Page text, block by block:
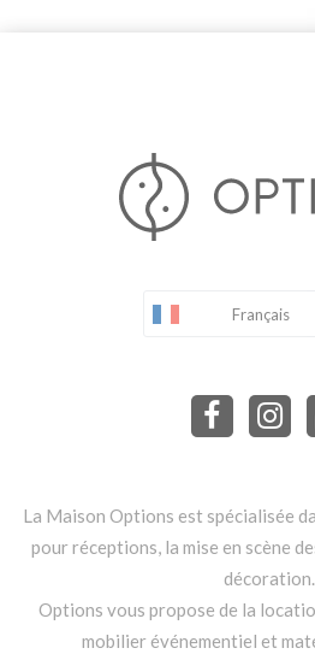
Français
La Maison Options est spécialisée
pour réceptions, la mise en scène
décoration.
Options vous propose de la
mobilier événementiel et